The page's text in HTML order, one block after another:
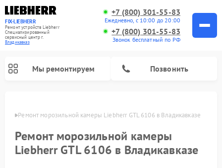
FIX-LIEBHERR
Ремонт устройств Liebherr
Специализированный
cервисный центр г.
Владикавказ
+7 (800) 301-55-83
Ежедневно, с 10:00 до 20:00
+7 (800) 301-55-83
Звонок бесплатный по РФ
Мы ремонтируем Позвонить
Ремонт морозильной камеры Liebherr GTL 6106 в Владикавказе
Ремонт морозильной камеры
Liebherr GTL 6106 в Владикавказе